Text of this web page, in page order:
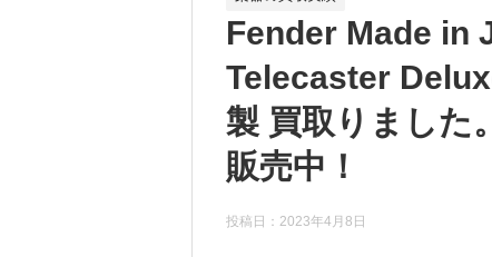
Fender Made in
Telecaster
製 買取りました
販売中！
投稿日：2023年4月8日